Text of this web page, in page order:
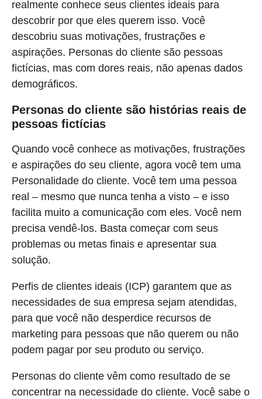
realmente conhece seus clientes ideais para
descobrir por que eles querem isso. Você
descobriu suas motivações, frustrações e
aspirações. Personas do cliente são pessoas
fictícias, mas com dores reais, não apenas dados
demográficos.
Personas do cliente são histórias reais de
pessoas fictícias
Quando você conhece as motivações, frustrações
e aspirações do seu cliente, agora você tem uma
Personalidade do cliente. Você tem uma pessoa
real – mesmo que nunca tenha a visto – e isso
facilita muito a comunicação com eles. Você nem
precisa vendê-los. Basta começar com seus
problemas ou metas finais e apresentar sua
solução.
Perfis de clientes ideais (ICP) garantem que as
necessidades de sua empresa sejam atendidas,
para que você não desperdice recursos de
marketing para pessoas que não querem ou não
podem pagar por seu produto ou serviço.
Personas do cliente vêm como resultado de se
concentrar na necessidade do cliente. Você sabe o